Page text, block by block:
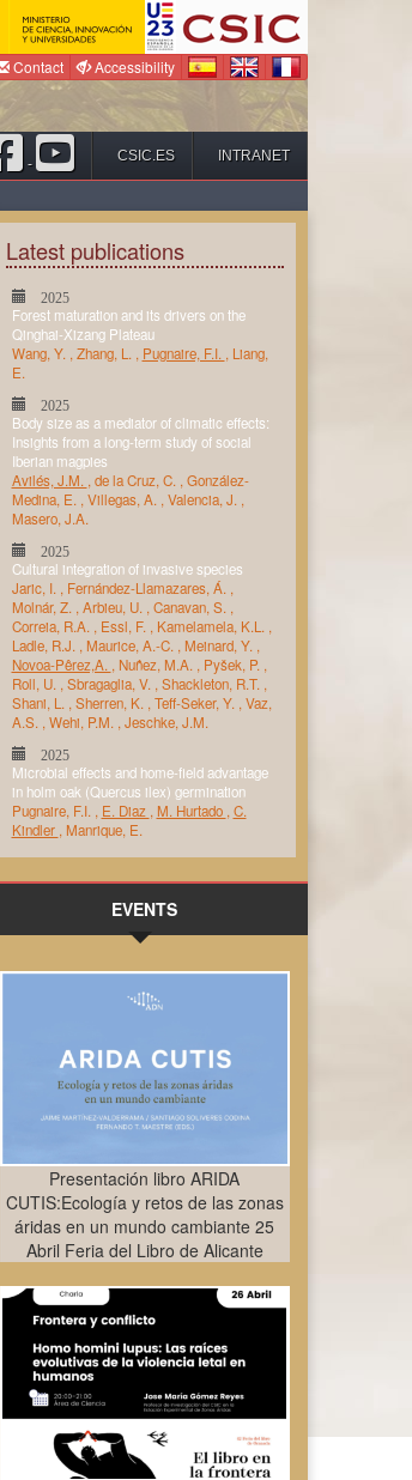
Contact Accessibility
INTRANET
CSIC.ES
-
Latest publications
2025
Forest maturation and its drivers on the
Qinghai-Xizang Plateau
Wang, Y. , Zhang, L. , Pugnaire, F.I. , Liang,
E.
2025
Body size as a mediator of climatic effects:
Insights from a long-term study of social
Iberian magpies
Avilés, J.M. , de la Cruz, C. , González-
Medina, E. , Villegas, A. , Valencia, J. ,
Masero, J.A.
2025
Cultural integration of invasive species
Jaric, I. , Fernández-Llamazares, Á. ,
Molnár, Z. , Arbieu, U. , Canavan, S. ,
Correia, R.A. , Essl, F. , Kamelamela, K.L. ,
Ladle, R.J. , Maurice, A.-C. , Meinard, Y. ,
Novoa-Pêrez,A. , Nuñez, M.A. , Pyšek, P. ,
Roll, U. , Sbragaglia, V. , Shackleton, R.T. ,
Shani, L. , Sherren, K. , Teff-Seker, Y. , Vaz,
A.S. , Wehi, P.M. , Jeschke, J.M.
2025
Microbial effects and home-field advantage
in holm oak (Quercus ilex) germination
Pugnaire, F.I. , E. Diaz , M. Hurtado , C.
Kindler , Manrique, E.
EVENTS
Presentación libro ARIDA
CUTIS:Ecología y retos de las zonas
áridas en un mundo cambiante 25
Abril Feria del Libro de Alicante